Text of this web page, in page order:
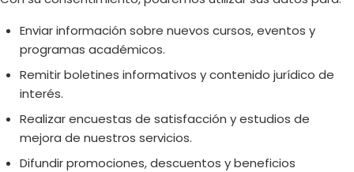
Enviar información sobre nuevos cursos, eventos y
programas académicos.
Remitir boletines informativos y contenido jurídico de
interés.
Realizar encuestas de satisfacción y estudios de
mejora de nuestros servicios.
Difundir promociones, descuentos y beneficios